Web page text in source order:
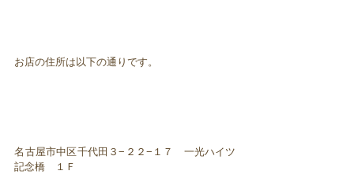
お店の住所は以下の通りです。
名古屋市中区千代田３−２２−１７ 一光ハイツ
記念橋 １Ｆ